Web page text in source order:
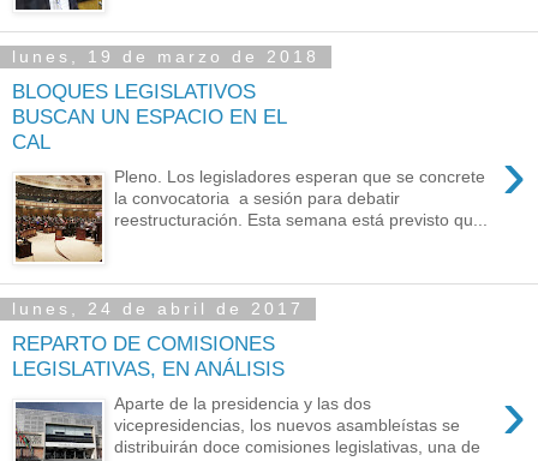
lunes, 19 de marzo de 2018
BLOQUES LEGISLATIVOS
BUSCAN UN ESPACIO EN EL
CAL
›
Pleno. Los legisladores esperan que se concrete
la convocatoria a sesión para debatir
reestructuración. Esta semana está previsto qu...
lunes, 24 de abril de 2017
REPARTO DE COMISIONES
LEGISLATIVAS, EN ANÁLISIS
›
Aparte de la presidencia y las dos
vicepresidencias, los nuevos asambleístas se
distribuirán doce comisiones legislativas, una de